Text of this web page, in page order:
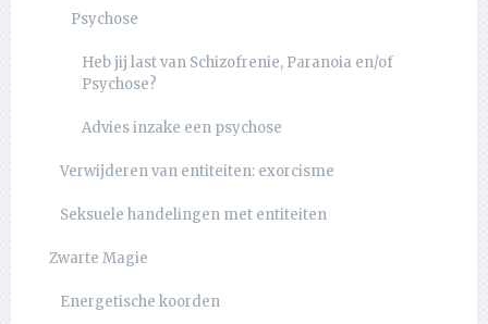
Psychose
Heb jij last van Schizofrenie, Paranoia en/of
Psychose?
Advies inzake een psychose
Verwijderen van entiteiten: exorcisme
Seksuele handelingen met entiteiten
Zwarte Magie
Energetische koorden